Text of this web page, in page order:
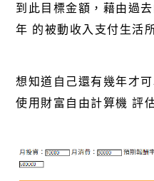
到此目標金額，藉由過
年 的被動收入支付生活
想知道自己還有幾年才
使用財富自由計算機 評